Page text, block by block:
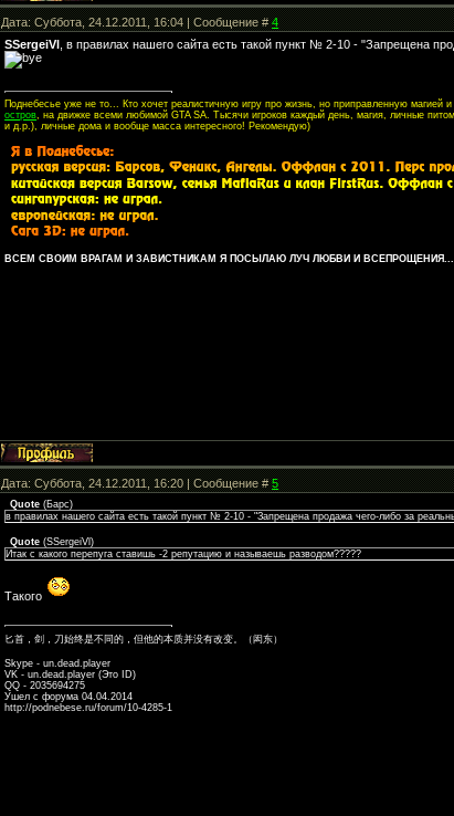
Дата: Суббота, 24.12.2011, 16:04 | Сообщение #4
SSergeiVl , в правилах нашего сайта есть такой пункт № 2-10 - "Запрещена
Поднебесье уже не то... Кто хочет реалистичную игру про жизнь, но приправленную
остров, на движке всеми любимой GTA SA. Тысячи игроков каждый день, магия, личные
и д.р.), личные дома и вообще масса интересного! Рекомендую)
ВСЕМ СВОИМ ВРАГАМ И ЗАВИСТНИКАМ Я ПОСЫЛАЮ ЛУЧ ЛЮБВИ И
Дата: Суббота, 24.12.2011, 16:20 | Сообщение #5
Quote (Барс)
в правилах нашего сайта есть такой пункт № 2-10 - "Запрещена продажа чего-либо за
Quote (SSergeiVl)
Итак с какого перепуга ставишь -2 репутацию и называешь разводом?????
Такого
匕首，剑，刀始终是不同的，但他的本质并没有改变。（闳东）
Skype - un.dead.player
VK - un.dead.player (Это ID)
QQ - 2035694275
Ушел с форума 04.04.2014
http://podnebese.ru/forum/10-4285-1